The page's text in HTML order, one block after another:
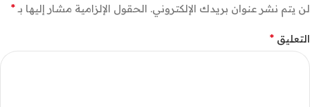
لن يتم نشر عنوان بريدك الإلكتروني. الحقول الإلزامية مشار إليها بـ *
التعليق *